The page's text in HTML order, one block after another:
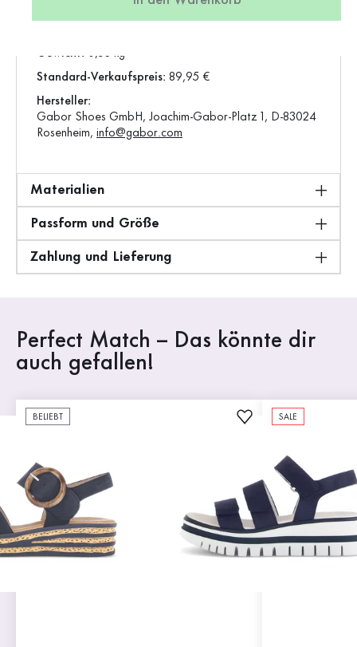
44.550.26
Gewicht: 0,53 kg
Standard-Verkaufspreis: 89,95 €
Hersteller:
Gabor Shoes GmbH, Joachim-Gabor-Platz 1, D-83024
Rosenheim, info@gabor.com
Materialien
Passform und Größe
Zahlung und Lieferung
Perfect Match – Das könnte dir
auch gefallen!
BELIEBT SALE